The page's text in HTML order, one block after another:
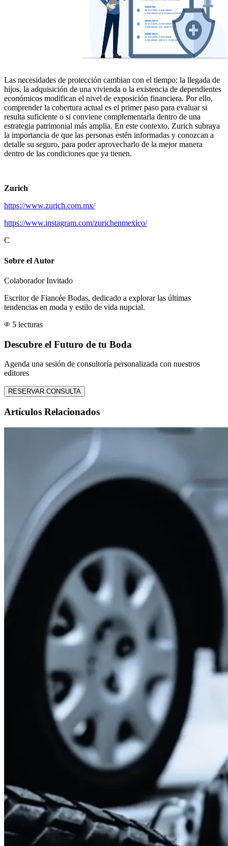
Las necesidades de protección cambian con el tiempo: la llegada de
hijos, la adquisición de una vivienda o la existencia de dependientes
económicos modifican el nivel de exposición financiera. Por ello,
comprender la cobertura actual es el primer paso para evaluar si
resulta suficiente o si conviene complementarla dentro de una
estrategia patrimonial más amplia. En este contexto, Zurich subraya
la importancia de que las personas estén informadas y conozcan a
detalle su seguro, para poder aprovecharlo de la mejor manera
dentro de las condiciones que ya tienen.
Zurich
https://www.zurich.com.mx/
https://www.instagram.com/zurichenmexico/
C
Sobre el Autor
Colaborador Invitado
Escritor de Fiancée Bodas, dedicado a explorar las últimas
tendencias en moda y estilo de vida nupcial.
5 lecturas
Descubre el Futuro de tu Boda
Agenda una sesión de consultoría personalizada con nuestros
editores
RESERVAR CONSULTA
Artículos Relacionados